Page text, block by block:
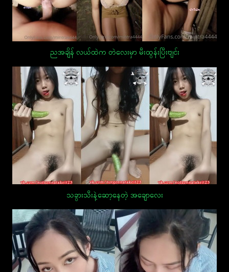
ညအချိန် လယ်ထဲက တဲလေးမှာ မီးထွန်းပြီးဗျင်း
သခွားသီးနဲ့ဆော့နေတဲ့ အချောလေး